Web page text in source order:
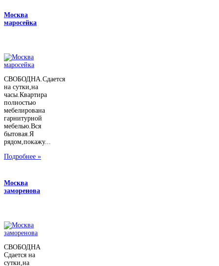
Москва
маросейка
СВОБОДНА.Сдается
на сутки,на
часы.Квартира
полностью
мебелирована
гарнитурной
мебелью.Вся
бытовая.Я
рядом,покажу...
Подробнее »
Москва
заморенова
СВОБОДНА
Сдается на
сутки,на